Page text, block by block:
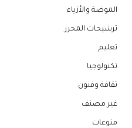
الموضة والأزياء
ترشيحات المحرر
تعليم
تكنولوجيا
ثقافة وفنون
غير مصنف
منوعات